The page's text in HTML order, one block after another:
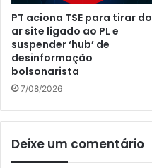
PT aciona TSE para tirar do
ar site ligado ao PL e
suspender ‘hub’ de
desinformação
bolsonarista
7/08/2026
Deixe um comentário